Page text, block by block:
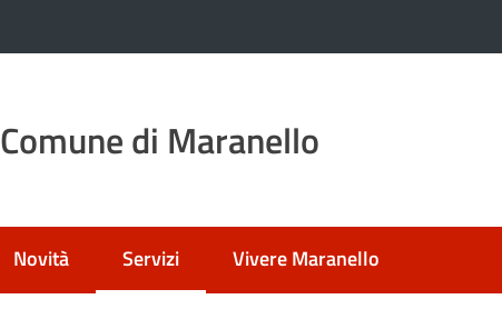
Comune di Maranello
Novità Servizi
Menu selezionatoVivere Maranello